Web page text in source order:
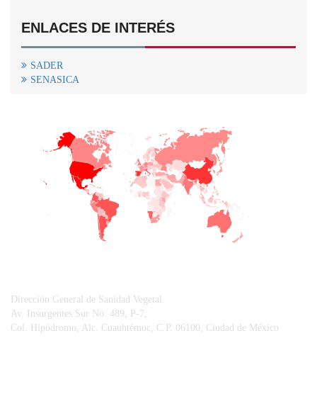
ENLACES DE INTERÉS
SADER
SENASICA
Dirección General de Sanidad Vegetal.
Av. Insurgentes Sur No. 489, P-7,
Col. Hipódromo, Alc. Cuauhtémoc, C.P. 06100, Ciudad de México